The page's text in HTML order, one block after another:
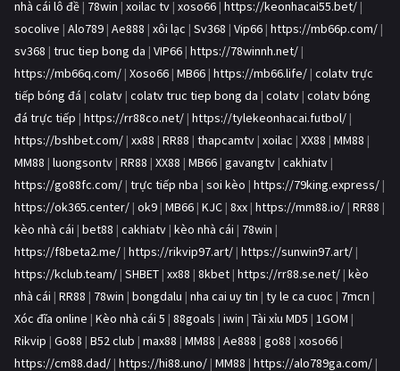
nhà cái lô đề | 78win | xoilac tv | xoso66 | https://keonhacai55.bet/ |
socolive | Alo789 | Ae888 | xôi lạc | Sv368 | Vip66 | https://mb66p.com/ |
sv368 | truc tiep bong da | VIP66 | https://78winnh.net/ |
https://mb66q.com/ | Xoso66 | MB66 | https://mb66.life/ | colatv trực
tiếp bóng đá | colatv | colatv truc tiep bong da | colatv | colatv bóng
đá trực tiếp | https://rr88co.net/ | https://tylekeonhacai.futbol/ |
https://bshbet.com/ | xx88 | RR88 | thapcamtv | xoilac | XX88 | MM88 |
MM88 | luongsontv | RR88 | XX88 | MB66 | gavangtv | cakhiatv |
https://go88fc.com/ | trực tiếp nba | soi kèo | https://79king.express/ |
https://ok365.center/ | ok9 | MB66 | KJC | 8xx | https://mm88.io/ | RR88 |
kèo nhà cái | bet88 | cakhiatv | kèo nhà cái | 78win |
https://f8beta2.me/ | https://rikvip97.art/ | https://sunwin97.art/ |
https://kclub.team/ | SHBET | xx88 | 8kbet | https://rr88.se.net/ | kèo
nhà cái | RR88 | 78win | bongdalu | nha cai uy tin | ty le ca cuoc | 7mcn |
Xóc đĩa online | Kèo nhà cái 5 | 88goals | iwin | Tài xỉu MD5 | 1GOM |
Rikvip | Go88 | B52 club | max88 | MM88 | Ae888 | go88 | xoso66 |
https://cm88.dad/ | https://hi88.uno/ | MM88 | https://alo789ga.com/ |